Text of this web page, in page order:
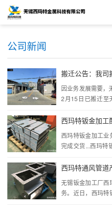
公司新闻
搬迁公告：我司
因业务发展需要，
2月15日已搬迁至
西玛特钣金加工
西玛特钣金加工业
完成交货...西玛特
西玛特通风管道
无锡钣金加工厂西
务。近日，西玛特